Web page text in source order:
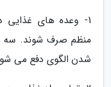
1- وعده های
منظم صرف شوند. سه
شدن الگوی دفع می